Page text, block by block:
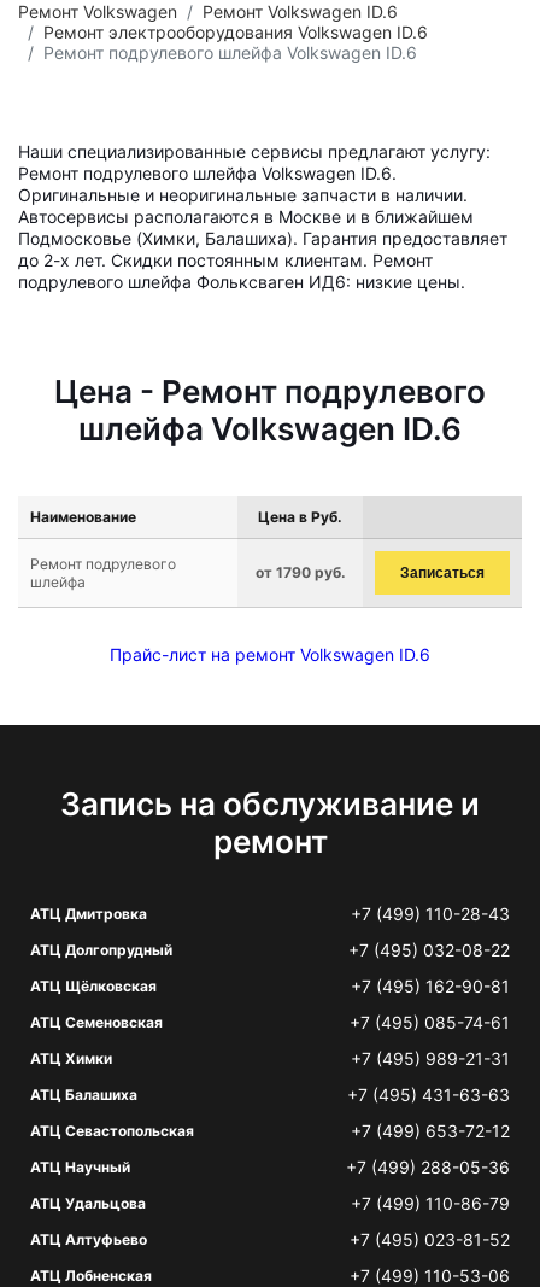
Ремонт Volkswagen
Ремонт Volkswagen ID.6
Ремонт электрооборудования Volkswagen ID.6
Ремонт подрулевого шлейфа Volkswagen ID.6
Наши специализированные сервисы предлагают услугу:
Ремонт подрулевого шлейфа Volkswagen ID.6.
Оригинальные и неоригинальные запчасти в наличии.
Автосервисы располагаются в Москве и в ближайшем
Подмосковье (Химки, Балашиха). Гарантия предоставляет
до 2-х лет. Скидки постоянным клиентам. Ремонт
подрулевого шлейфа Фольксваген ИД6: низкие цены.
Цена - Ремонт подрулевого
шлейфа Volkswagen ID.6
Наименование Цена в Руб.
Ремонт подрулевого
шлейфа
от 1790 руб. Записаться
Прайс-лист на ремонт Volkswagen ID.6
Запись на обслуживание и
ремонт
АТЦ Дмитровка +7 (499) 110-28-43
АТЦ Долгопрудный +7 (495) 032-08-22
АТЦ Щёлковская +7 (495) 162-90-81
АТЦ Семеновская +7 (495) 085-74-61
АТЦ Химки +7 (495) 989-21-31
АТЦ Балашиха +7 (495) 431-63-63
АТЦ Севастопольская +7 (499) 653-72-12
АТЦ Научный +7 (499) 288-05-36
АТЦ Удальцова +7 (499) 110-86-79
АТЦ Алтуфьево +7 (495) 023-81-52
АТЦ Лобненская +7 (499) 110-53-06